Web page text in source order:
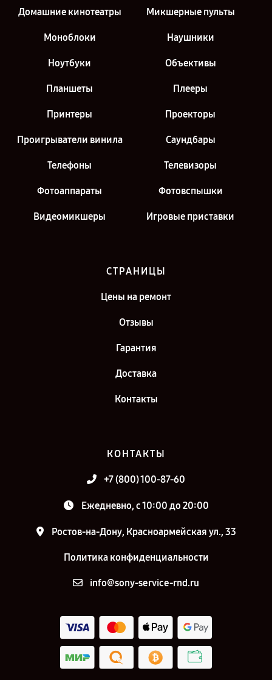
Домашние кинотеатры Микшерные пульты
Моноблоки Наушники
Ноутбуки Объективы
Планшеты Плееры
Принтеры Проекторы
Проигрыватели винила Саундбары
Телефоны Телевизоры
Фотоаппараты Фотовспышки
Видеомикшеры Игровые приставки
СТРАНИЦЫ
Цены на ремонт
Отзывы
Гарантия
Доставка
Контакты
КОНТАКТЫ
+7 (800) 100-87-60
Ежедневно, с 10:00 до 20:00
Ростов-на-Дону, Красноармейская ул., 33
Политика конфиденциальности
info@sony-service-rnd.ru